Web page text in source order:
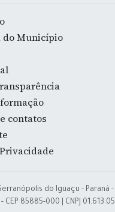
Município
contatos
do Iguaçu - Paraná -
- CEP 85885-000 | CNPJ